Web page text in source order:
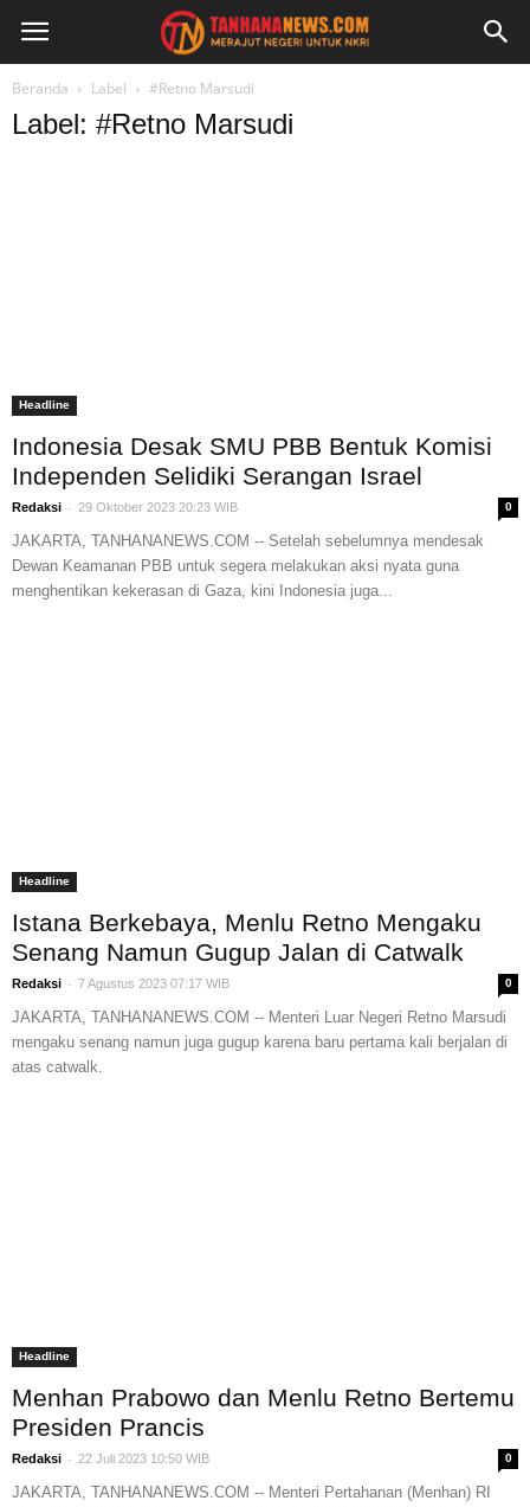
Beranda Label #Retno Marsudi
Label: #Retno Marsudi
Headline
Indonesia Desak SMU PBB Bentuk Komisi
Independen Selidiki Serangan Israel
Redaksi - 29 Oktober 2023 20:23 WIB 0
JAKARTA, TANHANANEWS.COM -- Setelah sebelumnya mendesak
Dewan Keamanan PBB untuk segera melakukan aksi nyata guna
menghentikan kekerasan di Gaza, kini Indonesia juga...
Headline
Istana Berkebaya, Menlu Retno Mengaku
Senang Namun Gugup Jalan di Catwalk
Redaksi - 7 Agustus 2023 07:17 WIB 0
JAKARTA, TANHANANEWS.COM -- Menteri Luar Negeri Retno Marsudi
mengaku senang namun juga gugup karena baru pertama kali berjalan di
atas catwalk.
Headline
Menhan Prabowo dan Menlu Retno Bertemu
Presiden Prancis
Redaksi - 22 Juli 2023 10:50 WIB 0
JAKARTA, TANHANANEWS.COM -- Menteri Pertahanan (Menhan) RI